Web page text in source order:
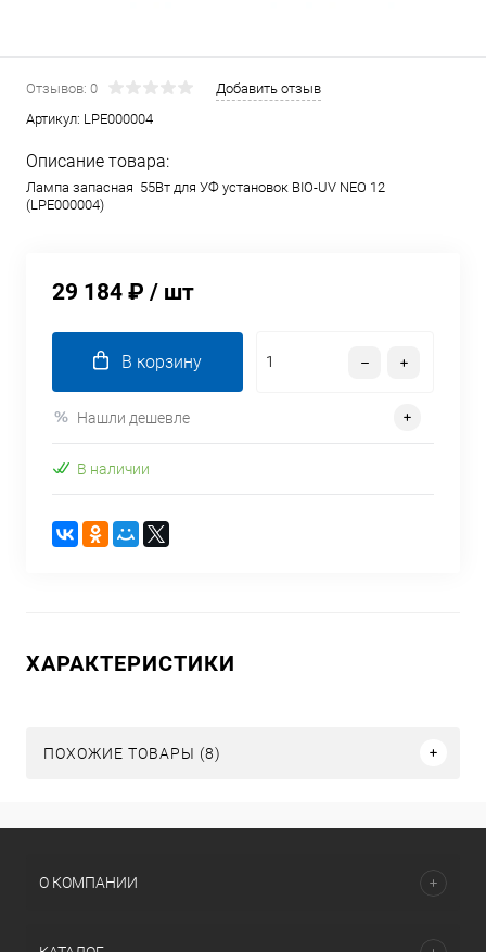
Отзывов: 0
Добавить отзыв
Артикул: LPE000004
Описание товара:
Лампа запасная 55Вт для УФ установок BIO-UV NEO 12
(LPE000004)
29 184 ₽ / шт
В корзину
Нашли дешевле
В наличии
ХАРАКТЕРИСТИКИ
ПОХОЖИЕ ТОВАРЫ (8)
О КОМПАНИИ